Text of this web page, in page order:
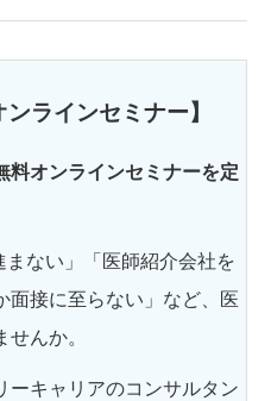
ラインセミナー】
料オンラインセミナーを定
まない」「医師紹介会社を
面接に至らない」など、医
んか。
ーキャリアのコンサルタン